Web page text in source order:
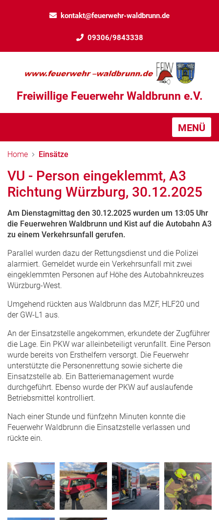
kontakt@feuerwehr-waldbrunn.de
09306/9843338
Freiwillige Feuerwehr Waldbrunn e.V.
MENÜ
Home Einsätze
VU - Person eingeklemmt, A3
Richtung Würzburg, 30.12.2025
Am Dienstagmittag den 30.12.2025 wurden um 13:05 Uhr
die Feuerwehren Waldbrunn und Kist auf die Autobahn A3
zu einem Verkehrsunfall gerufen.
Parallel wurden dazu der Rettungsdienst und die Polizei
alarmiert. Gemeldet wurde ein Verkehrsunfall mit zwei
eingeklemmten Personen auf Höhe des Autobahnkreuzes
Würzburg-West.
Umgehend rückten aus Waldbrunn das MZF, HLF20 und
der GW-L1 aus.
An der Einsatzstelle angekommen, erkundete der Zugführer
die Lage. Ein PKW war alleinbeteiligt verunfallt. Eine Person
wurde bereits von Ersthelfern versorgt. Die Feuerwehr
unterstützte die Personenrettung sowie sicherte die
Einsatzstelle ab. Ein Batteriemanagement wurde
durchgeführt. Ebenso wurde der PKW auf auslaufende
Betriebsmittel kontrolliert.
Nach einer Stunde und fünfzehn Minuten konnte die
Feuerwehr Waldbrunn die Einsatzstelle verlassen und
rückte ein.